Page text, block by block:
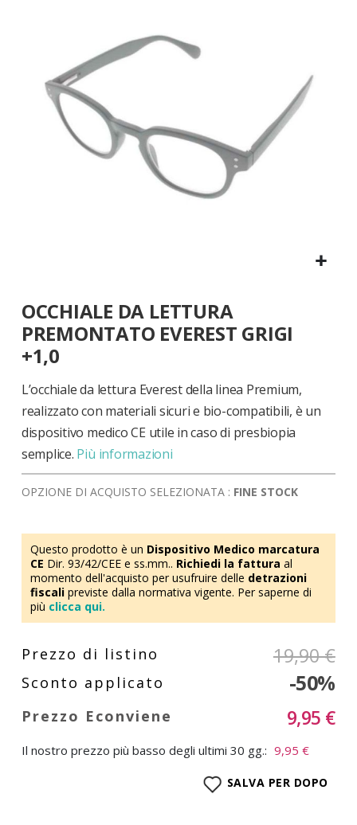
immagini
all'inizio
della
galleria
di
OCCHIALE DA LETTURA
PREMONTATO EVEREST GRIGI
+1,0
L’occhiale da lettura Everest della linea Premium,
realizzato con materiali sicuri e bio-compatibili, è un
dispositivo medico CE utile in caso di presbiopia
semplice. Più informazioni
OPZIONE DI ACQUISTO SELEZIONATA : FINE STOCK
Questo prodotto è un Dispositivo Medico marcatura
CE Dir. 93/42/CEE e ss.mm.. Richiedi la fattura al
momento dell'acquisto per usufruire delle detrazioni
fiscalipreviste dalla normativa vigente. Per saperne di
più clicca qui.
19,90 €
-50%
9,95 €
Il nostro prezzo più basso degli ultimi 30 gg.: 9,95 €
SALVA PER DOPO